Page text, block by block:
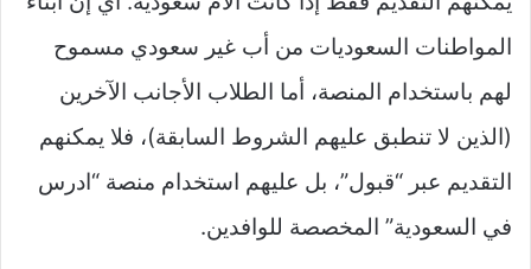
المواطنات السعوديات من أب غير سعودي مسموح
لهم باستخدام المنصة، أما الطلاب الأجانب الآخرين
(الذين لا تنطبق عليهم الشروط السابقة)، فلا يمكنهم
التقديم عبر “قبول”، بل عليهم استخدام منصة “ادرس
في السعودية” المخصصة للوافدين.